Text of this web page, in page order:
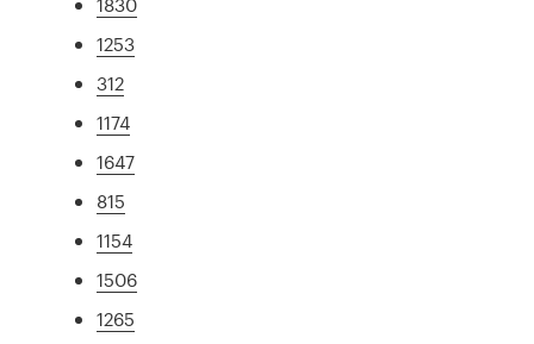
1253
312
1174
1647
815
1154
1506
1265